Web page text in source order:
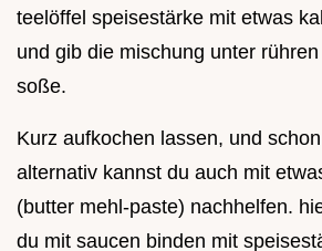
teelöffel speisestärke mit etwas
und gib die mischung unter
soße.
Kurz aufkochen lassen, und
alternativ kannst du auch mit
(butter mehl-paste) nachhelfen.
du mit saucen binden mit